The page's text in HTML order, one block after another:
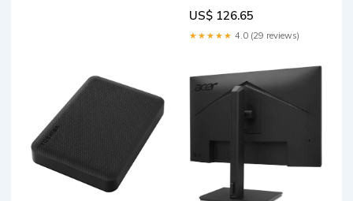
US$ 126.65
★★★★★ 4.0 (29 reviews)